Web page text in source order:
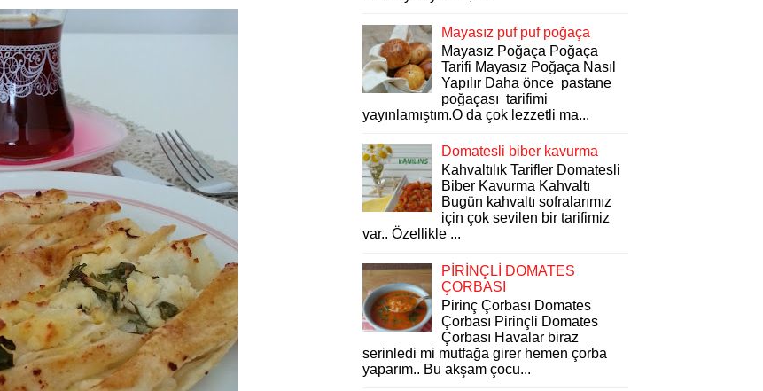
Mayasız puf puf poğaça
Mayasız Poğaça Poğaça
Tarifi Mayasız Poğaça Nasıl
Yapılır Daha önce pastane
poğaçası tarifimi
yayınlamıştım.O da çok lezzetli ma...
Domatesli biber kavurma
Kahvaltılık Tarifler Domatesli
Biber Kavurma Kahvaltı
Bugün kahvaltı sofralarımız
için çok sevilen bir tarifimiz
var.. Özellikle ...
PİRİNÇLİ DOMATES
ÇORBASI
Pirinç Çorbası Domates
Çorbası Pirinçli Domates
Çorbası Havalar biraz
serinledi mi mutfağa girer hemen çorba
yaparım.. Bu akşam çocu...